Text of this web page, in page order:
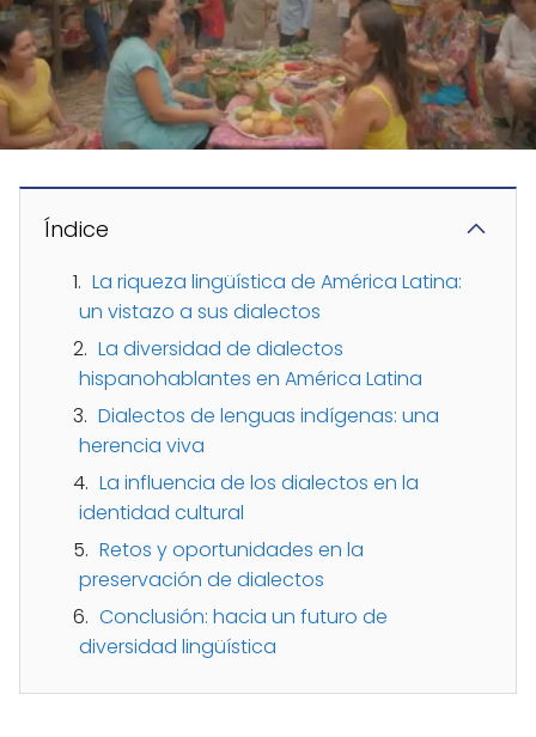
Índice
La riqueza lingüística de América Latina:
un vistazo a sus dialectos
La diversidad de dialectos
hispanohablantes en América Latina
Dialectos de lenguas indígenas: una
herencia viva
La influencia de los dialectos en la
identidad cultural
Retos y oportunidades en la
preservación de dialectos
Conclusión: hacia un futuro de
diversidad lingüística